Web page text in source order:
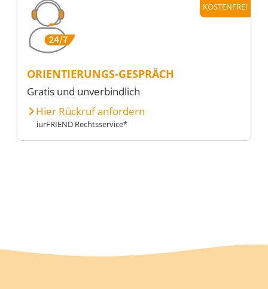
KOSTENFREI
ORIENTIERUNGS-GESPRÄCH
Gratis und unverbindlich
Hier Rückruf anfordern
iurFRIEND Rechtsservice*